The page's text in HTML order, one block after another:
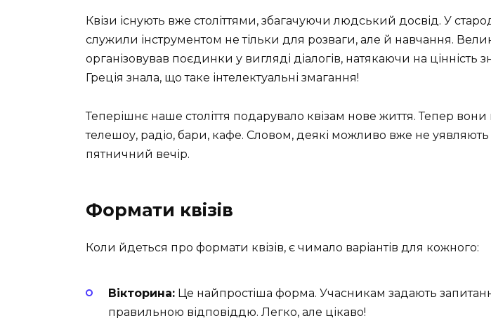
Квізи існують вже століттями, збагачуючи людський досвід. У
служили інструментом не тільки для розваги, але й навчання.
організовував поєдинки у вигляді діалогів, натякаючи на цінність
Греція знала, що таке інтелектуальні змагання!
Теперішнє наше століття подарувало квізам нове життя. Тепер
телешоу, радіо, бари, кафе. Словом, деякі можливо вже не уявляють
пятничний вечір.
Формати квізів
Коли йдеться про формати квізів, є чимало варіантів для кожного:
Вікторина: Це найпростіша форма. Учасникам задають
правильною відповіддю. Легко, але цікаво!